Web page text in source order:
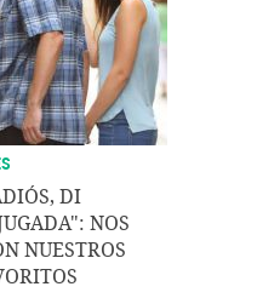
DI
NOS
NUESTROS